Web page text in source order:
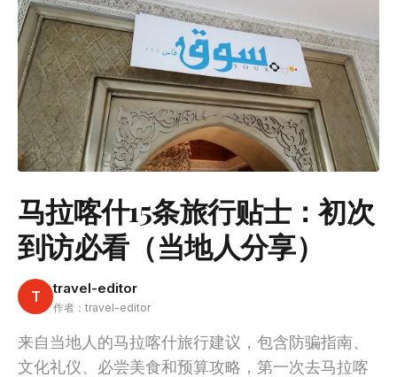
马拉喀什15条旅行贴士：初次
到访必看（当地人分享）
T travel-editor
作者：travel-editor
来自当地人的马拉喀什旅行建议，包含防骗指南、
文化礼仪、必尝美食和预算攻略，第一次去马拉喀